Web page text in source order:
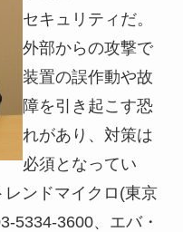
セキュリティだ。
外部からの攻撃で
装置の誤作動や故
障を引き起こす恐
れがあり、対策は
必須となってい
ンドマイクロ(東京
5334-3600、エバ・